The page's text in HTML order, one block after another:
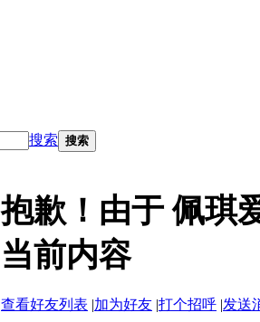
搜索 搜索
抱歉！由于 佩琪
当前内容
查看好友列表 |加为好友 |打个招呼 |发送